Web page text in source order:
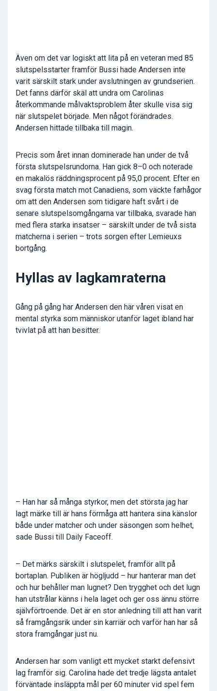
Även om det var logiskt att lita på en veteran med 85
slutspelsstarter framför Bussi hade Andersen inte
varit särskilt stark under avslutningen av grundserien.
Det fanns därför skäl att undra om Carolinas
återkommande målvaktsproblem åter skulle visa sig
när slutspelet började. Men något förändrades.
Andersen hittade tillbaka till magin.
Precis som året innan dominerade han under de två
första slutspelsrundorna. Han gick 8–0 och noterade
en makalös räddningsprocent på 95,0 procent. Efter en
svag första match mot Canadiens, som väckte farhågor
om att den Andersen som tidigare haft svårt i de
senare slutspelsomgångarna var tillbaka, svarade han
med flera starka insatser – särskilt under de två sista
matcherna i serien – trots sorgen efter Lemieuxs
bortgång.
Hyllas av lagkamraterna
Gång på gång har Andersen den här våren visat en
mental styrka som människor utanför laget ibland har
tvivlat på att han besitter.
– Han har så många styrkor, men det största jag har
lagt märke till är hans förmåga att hantera sina känslor
både under matcher och under säsongen som helhet,
sade Bussi till Daily Faceoff.
– Det märks särskilt i slutspelet, framför allt på
bortaplan. Publiken är högljudd – hur hanterar man det
och hur behåller man lugnet? Den trygghet och det lugn
han utstrålar känns i hela laget och ger oss ännu större
självförtroende. Det är en stor anledning till att han varit
så framgångsrik under sin karriär och varför han har så
stora framgångar just nu.
Andersen har som vanligt ett mycket starkt defensivt
lag framför sig. Carolina hade det tredje lägsta antalet
förväntade insläppta mål per 60 minuter vid spel fem